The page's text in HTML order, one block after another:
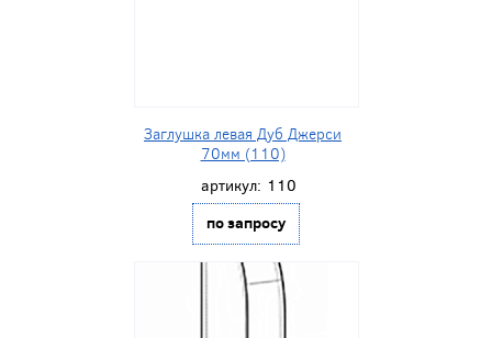
Заглушка левая Дуб Джерси
70мм (110)
артикул: 110
по запросу